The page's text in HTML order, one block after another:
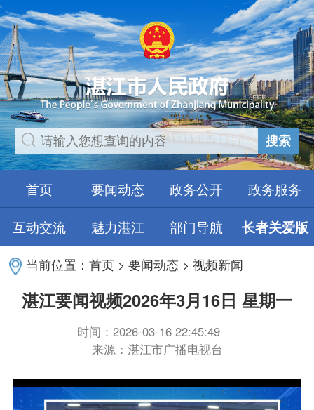
搜索
首页 要闻动态 政务公开
政务服务
互动交流
魅力湛江 部门导航 长者关爱版
当前位置：首页 >要闻动态 >视频新闻
湛江要闻视频2026年3月16日 星期一
时间：2026-03-16 22:45:49
来源：湛江市广播电视台